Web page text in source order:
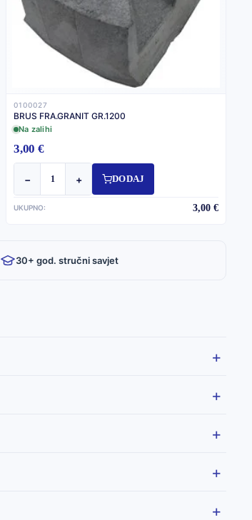
0100027
BRUS FRA.GRANIT GR.1200
Na zalihi
3,00 €
− + DODAJ
UKUPNO: 3,00 €
30+ god. stručni savjet